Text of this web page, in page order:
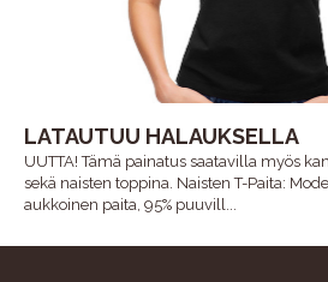
LATAUTUU HALAUKSELLA
UUTTA! Tämä painatus saatavilla myös
sekä naisten toppina. Naisten T-Paita:
aukkoinen paita, 95% puuvill...